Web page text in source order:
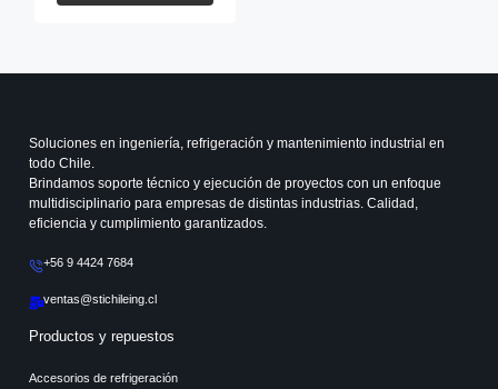
Soluciones en ingeniería, refrigeración y mantenimiento industrial en
todo Chile.
Brindamos soporte técnico y ejecución de proyectos con un enfoque
multidisciplinario para empresas de distintas industrias. Calidad,
eficiencia y cumplimiento garantizados.
+56 9 4424 7684
ventas@stichileing.cl
Productos y repuestos
Accesorios de refrigeración